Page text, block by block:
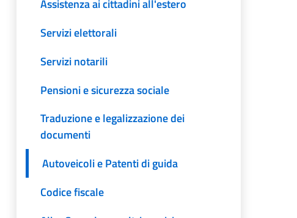
Assistenza ai cittadini all'estero
Servizi elettorali
Servizi notarili
Pensioni e sicurezza sociale
Traduzione e legalizzazione dei
documenti
Autoveicoli e Patenti di guida
Codice fiscale